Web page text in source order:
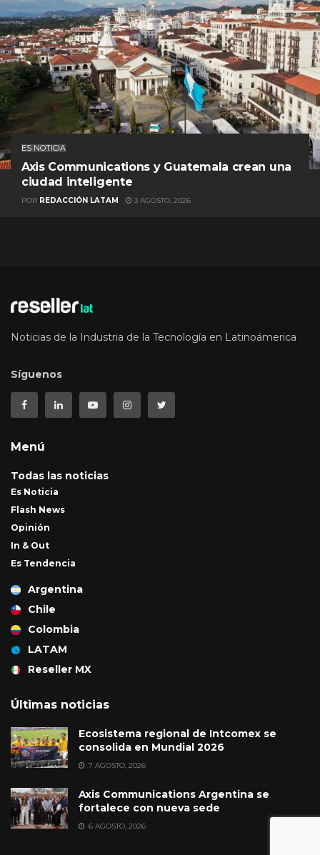
ES NOTICIA
Axis Communications y Guatemala crean una
ciudad inteligente
POR REDACCIÓN LATAM 3 AGOSTO, 2026
Noticias de la Industria de la Tecnología en Latinoámerica
Síguenos
Menú
Todas las noticias
Es Noticia
Flash News
Opinión
In & Out
Es Tendencia
Argentina
Chile
Colombia
LATAM
Reseller MX
Últimas noticias
Ecosistema regional de Intcomex se
consolida en Mundial 2026
7 AGOSTO, 2026
Axis Communications Argentina se
fortalece con nueva sede
6 AGOSTO, 2026